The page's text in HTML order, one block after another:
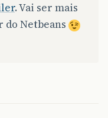
. Vai ser mais
Netbeans